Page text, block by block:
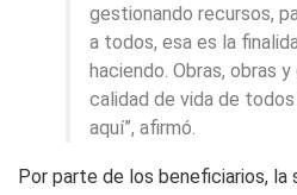
gestionando recursos,
a todos, esa es la
haciendo. Obras, obras
calidad de vida de
aquí”, afirmó.
Por parte de los beneficiarios, la